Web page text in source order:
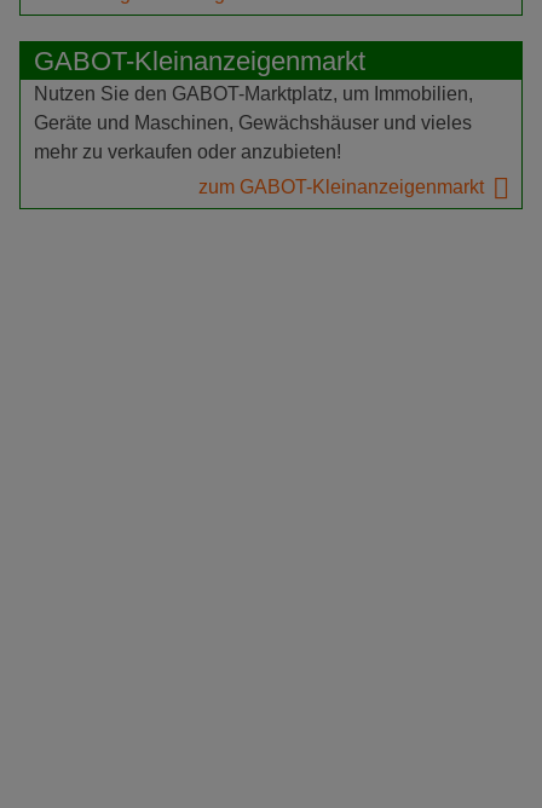
GABOT-Kleinanzeigenmarkt
Nutzen Sie den GABOT-Marktplatz, um Immobilien,
Geräte und Maschinen, Gewächshäuser und vieles
mehr zu verkaufen oder anzubieten!
zum GABOT-Kleinanzeigenmarkt